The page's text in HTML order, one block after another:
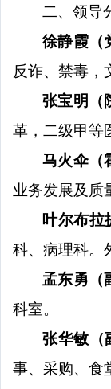
二、领导
徐静霞（
反诈、禁毒，
张宝明（
革，二级甲等
马火伞（
业务发展及质
叶尔布拉
科、病理科。
孟东勇（
科室。
张华敏（
事、采购、食